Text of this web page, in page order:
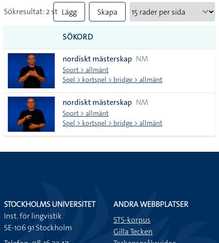
Sökresultat: 2 st Lägg
till
alla i
lista
Skapa
SÖKORD
nordiskt mästerskap NM
Sport > allmänt
Spel > kortspel > bridge > allmänt
nordiskt mästerskap NM
Sport > allmänt
Spel > kortspel > bridge > allmänt
STOCKHOLMS UNIVERSITET
Inst. för lingvistik
SE-106 91 Stockholm
ANDRA WEBBPLATSER
STS-korpus
Gilla Tecken